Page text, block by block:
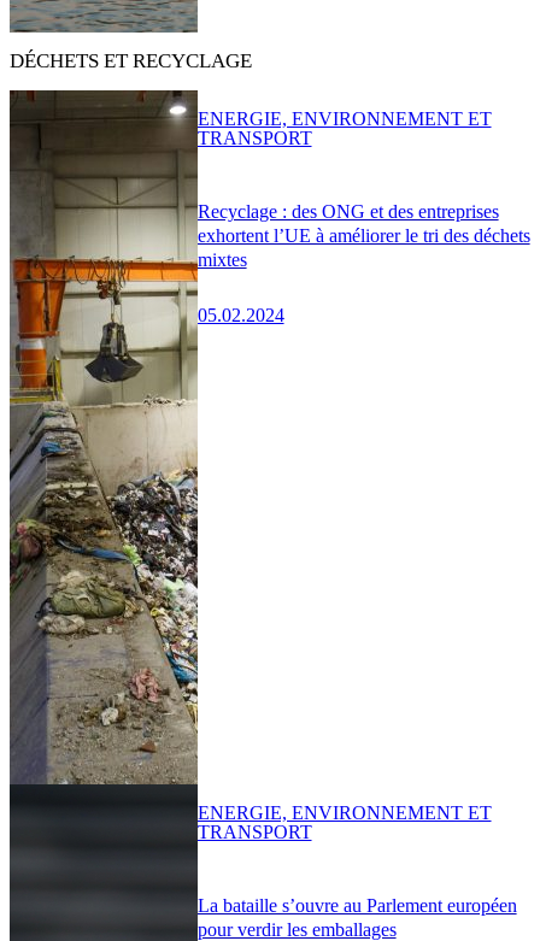
DÉCHETS ET RECYCLAGE
Recyclage : des ONG et des entreprises
exhortent l’UE à améliorer le tri des déchets
mixtes
05.02.2024
ENERGIE, ENVIRONNEMENT ET
TRANSPORT
La bataille s’ouvre au Parlement européen
pour verdir les emballages
ENERGIE, ENVIRONNEMENT ET
TRANSPORT